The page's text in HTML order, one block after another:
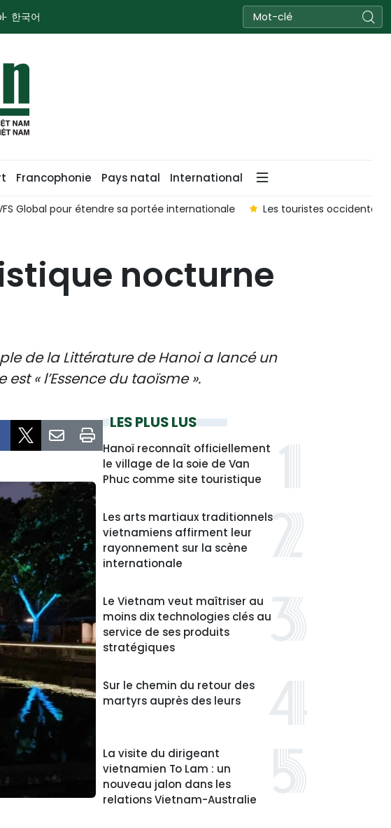
한국어
Francophonie Pays natal International
Global pour étendre sa portée internationale Les touristes
nocturne
de la Littérature de Hanoi a lancé un
« l’Essence du taoïsme ».
LES PLUS LUS
Hanoï reconnaît officiellement
le village de la soie de Van
Phuc comme site touristique
Les arts martiaux traditionnels
vietnamiens affirment leur
rayonnement sur la scène
internationale
Le Vietnam veut maîtriser au
moins dix technologies clés au
service de ses produits
stratégiques
Sur le chemin du retour des
martyrs auprès des leurs
La visite du dirigeant
vietnamien To Lam : un
nouveau jalon dans les
relations Vietnam-Australie